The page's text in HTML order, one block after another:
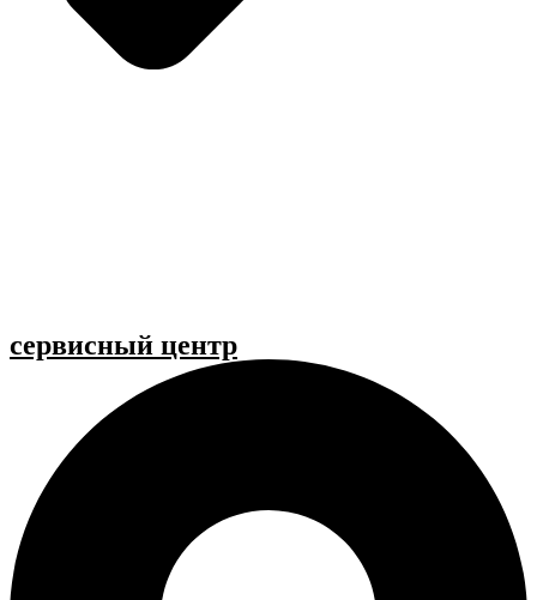
cервисный центр